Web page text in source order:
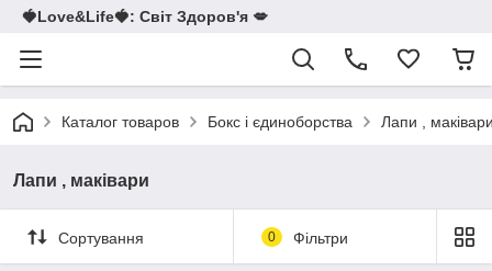
🍓Love&Life🍓: Світ Здоров'я 💋
Каталог товаров Бокс і єдиноборства Лапи ,
Лапи , маківари
Сортування 0 Фільтри